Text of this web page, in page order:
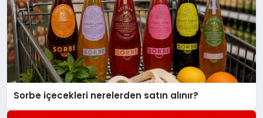
Sorbe içecekleri nerelerden satın alınır?